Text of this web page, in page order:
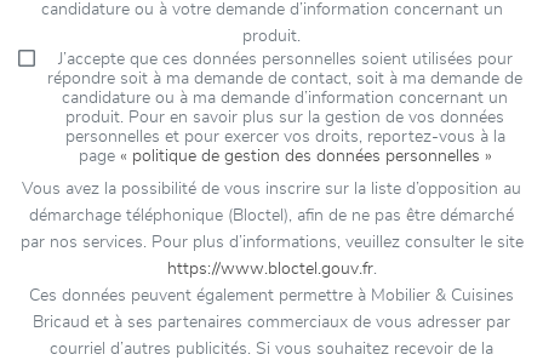
candidature ou à votre demande d’information concernant un
produit.
J’accepte que ces données personnelles soient utilisées pour
répondre soit à ma demande de contact, soit à ma demande de
candidature ou à ma demande d’information concernant un
produit. Pour en savoir plus sur la gestion de vos données
personnelles et pour exercer vos droits, reportez-vous à la
page « politique de gestion des données personnelles »
Vous avez la possibilité de vous inscrire sur la liste d’opposition au
démarchage téléphonique (Bloctel), afin de ne pas être démarché
par nos services. Pour plus d’informations, veuillez consulter le site
https://www.bloctel.gouv.fr.
Ces données peuvent également permettre à Mobilier & Cuisines
Bricaud et à ses partenaires commerciaux de vous adresser par
courriel d’autres publicités. Si vous souhaitez recevoir de la